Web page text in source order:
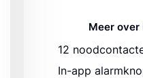
Meer over
12
In-app